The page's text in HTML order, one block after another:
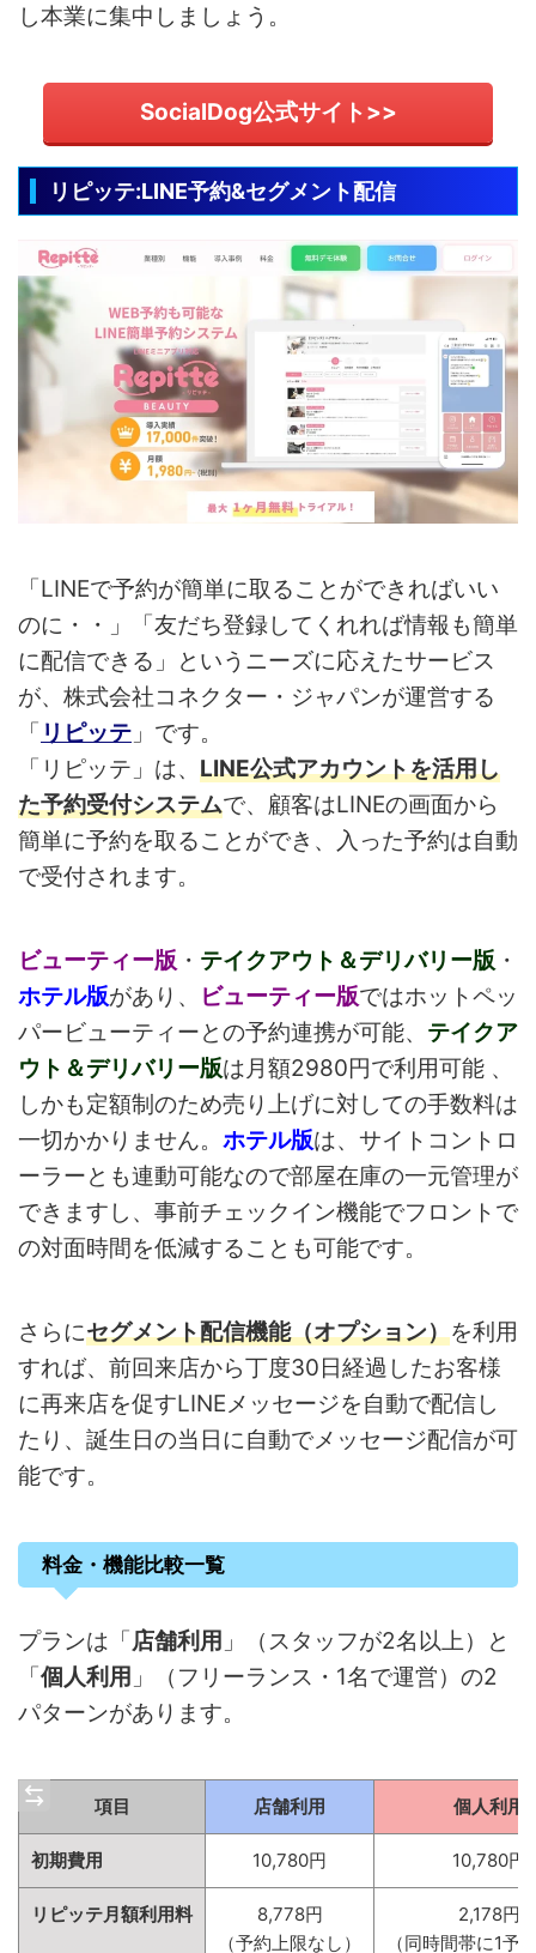
し本業に集中しましょう。
SocialDog公式サイト>>
リピッテ:LINE予約&セグメント配信
「LINEで予約が簡単に取ることができればいい
のに・・」「友だち登録してくれれば情報も簡単
に配信できる」というニーズに応えたサービス
が、株式会社コネクター・ジャパンが運営する
「 リピッテ 」です。
「リピッテ」は、 LINE公式アカウントを活用し
た予約受付システムで、顧客はLINEの画面から
簡単に予約を取ることができ、入った予約は自動
で受付されます。
ビューティー版 ・ テイクアウト＆デリバリー版 ・
ホテル版があり、 ビューティー版ではホットペッ
パービューティーとの予約連携が可能、 テイクア
ウト＆デリバリー版は月額2980円で利用可能 、
しかも定額制のため売り上げに対しての手数料は
一切かかりません。 ホテル版は、サイトコントロ
ーラーとも連動可能なので部屋在庫の一元管理が
できますし、事前チェックイン機能でフロントで
の対面時間を低減することも可能です。
さらにセグメント配信機能（オプション）を利用
すれば、前回来店から丁度30日経過したお客様
に再来店を促すLINEメッセージを自動で配信し
たり、誕生日の当日に自動でメッセージ配信が可
能です。
料金・機能比較一覧
プランは「店舗利用 」（スタッフが2名以上）と
「個人利用 」（フリーランス・1名で運営）の2
パターンがあります。
項目 店舗利用 個人利用
初期費用 10,780円 10,780円
リピッテ月額利用料
8,778円
（予約上限なし）
2,178円
（同時間帯に1予